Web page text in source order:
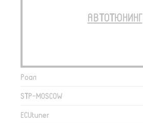
АВТОТЮНИНГ
Роал
STP-MOSCOW
ECUtuner